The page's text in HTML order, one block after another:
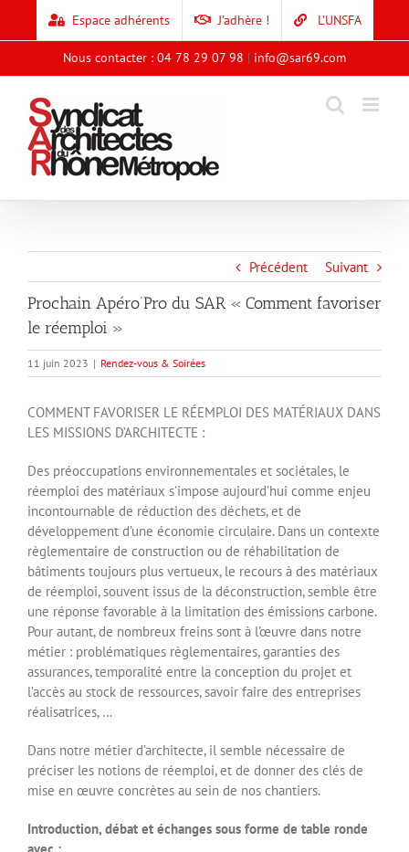
Espace adhérents J’adhère ! L’UNSFA
Nous contacter : 04 78 29 07 98 | info@sar69.com
Précédent Suivant
Prochain Apéro’Pro du SAR « Comment favoriser
le réemploi »
11 juin 2023 | Rendez-vous & Soirées
COMMENT FAVORISER LE RÉEMPLOI DES MATÉRIAUX DANS
LES MISSIONS D’ARCHITECTE :
Des préoccupations environnementales et sociétales, le
réemploi des matériaux s’impose aujourd’hui comme enjeu
incontournable de réduction des déchets, et de
développement d’une économie circulaire. Dans un contexte
règlementaire de construction ou de réhabilitation de
bâtiments toujours plus vertueux, le recours à des matériaux
de réemploi, souvent issus de la déconstruction, semble être
une réponse favorable à la limitation des émissions carbone.
Pour autant, de nombreux freins sont à l’œuvre dans notre
métier : problématiques règlementaires, garanties des
assurances, temporalité entre la conception du projet et
l’accès au stock de ressources, savoir faire des entreprises
réalisatrices, …
Dans notre métier d’architecte, il semble nécessaire de
préciser les notions de réemploi, et de donner des clés de
mise en œuvre concrètes au sein de nos chantiers.
Introduction, débat et échanges sous forme de table ronde